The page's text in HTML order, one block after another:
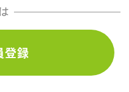
登録